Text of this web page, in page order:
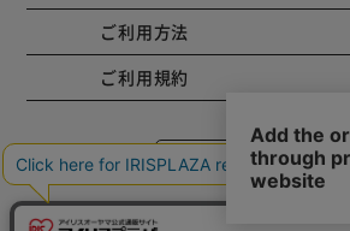
ご利用方法
ご利用規約
コーポレートサイト